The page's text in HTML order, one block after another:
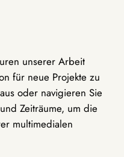
unserer Arbeit
für neue Projekte zu
oder navigieren Sie
Zeiträume, um die
multimedialen